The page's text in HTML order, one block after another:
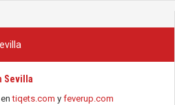
Sevilla
entiqets.com y feverup.com